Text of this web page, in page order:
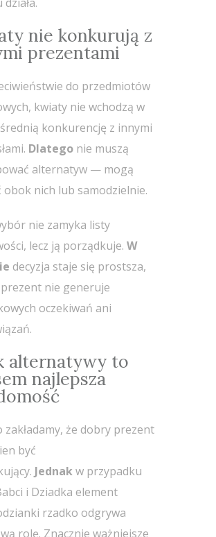
nie konkurują z
prezentami
do przedmiotów
kwiaty nie wchodzą w
konkurencję z innymi
Dlatego nie muszą
alternatyw — mogą
obok nich lub samodzielnie.
nie zamyka listy
lecz ją porządkuje. W
decyzja staje się prostsza,
nie generuje
oczekiwań ani
alternatywy to
najlepsza
zakładamy, że dobry prezent
być
Jednakw przypadku
i Dziadka element
rzadko odgrywa
rolę. Znacznie ważniejsze